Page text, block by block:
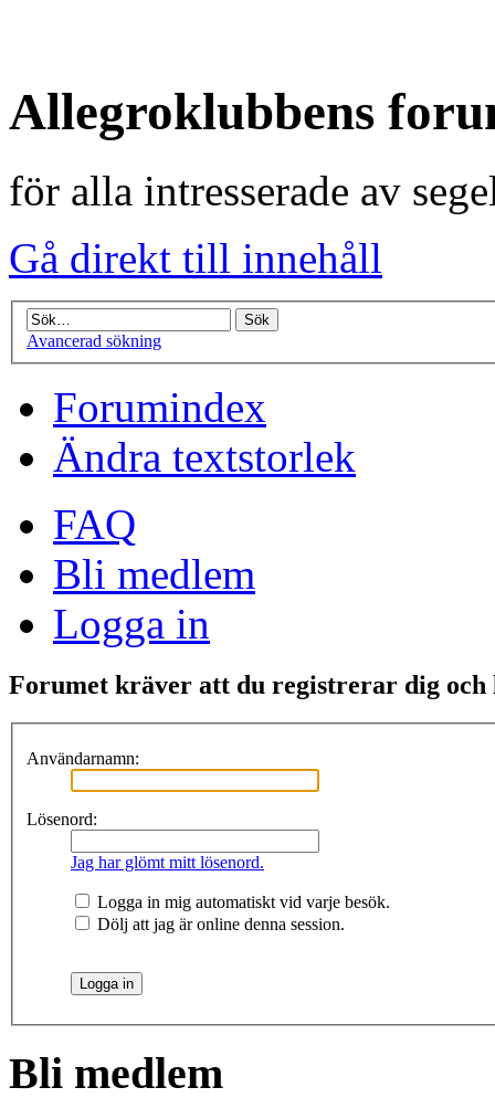
Allegroklubbens
för alla intresserade av
Gå direkt till innehåll
Avancerad sökning
Forumindex
Ändra textstorlek
FAQ
Bli medlem
Logga in
Forumet kräver att du registrerar dig
Användarnamn:
Lösenord:
Jag har glömt mitt lösenord.
Logga in mig automatiskt vid varje besök.
Dölj att jag är online denna session.
Bli medlem